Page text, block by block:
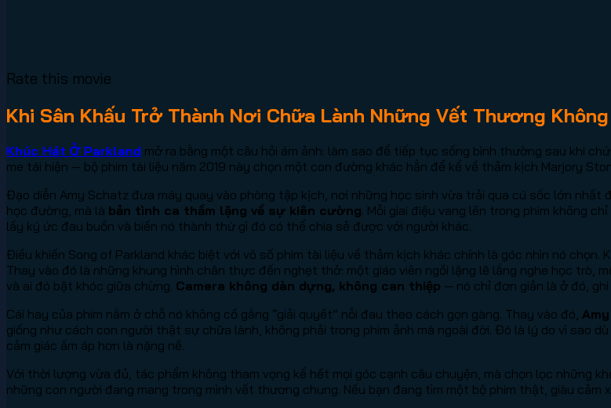
Rate this movie
Khi Sân Khấu Trở Thành Nơi Chữa Lành Những Vết Thương
Khúc Hát Ở Parkland mở ra bằng một câu hỏi ám ảnh: làm sao để tiếp tục sống bình thường sau khi
me tái hiện — bộ phim tài liệu năm 2019 này chọn một con đường khác hẳn để kể về thảm kịch Marjory
Đạo diễn Amy Schatz đưa máy quay vào phòng tập kịch, nơi những học sinh vừa trải qua cú sốc lớn
học đường, mà là bản tình ca thầm lặng về sự kiên cường. Mỗi giai điệu vang lên trong phim không
lấy ký ức đau buồn và biến nó thành thứ gì đó có thể chia sẻ được với người khác.
Điều khiến Song of Parkland khác biệt với vô số phim tài liệu về thảm kịch khác chính là góc nhìn nó
Thay vào đó là những khung hình chân thực đến nghẹt thở: một giáo viên ngồi lặng lẽ lắng nghe học
và ai đó bật khóc giữa chừng. Camera không dàn dựng, không can thiệp — nó chỉ đơn giản là ở đó,
Cái hay của phim nằm ở chỗ nó không cố gắng “giải quyết” nỗi đau theo cách gọn gàng. Thay vào đó,
giống như cách con người thật sự chữa lành, không phải trong phim ảnh mà ngoài đời. Đó là lý do vì sao
cảm giác ấm áp hơn là nặng nề.
Với thời lượng vừa đủ, tác phẩm không tham vọng kể hết mọi góc cạnh câu chuyện, mà chọn lọc những
những con người đang mang trong mình vết thương chung. Nếu bạn đang tìm một bộ phim thật, giàu